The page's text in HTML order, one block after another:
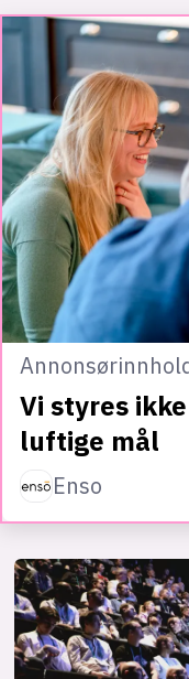
Vi styres
luftige mål
Enso